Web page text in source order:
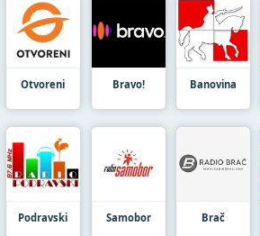
Otvoreni Bravo! Banovina
Podravski Samobor Brač